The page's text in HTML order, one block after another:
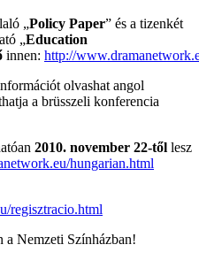
„Policy Paper” és a tizenkét
„Education
innen: http://
olvashat angol
a brüsszeli konferencia
2010. november 22-től lesz
hungarian.html
regisztracio.html
a Nemzeti Színházban!